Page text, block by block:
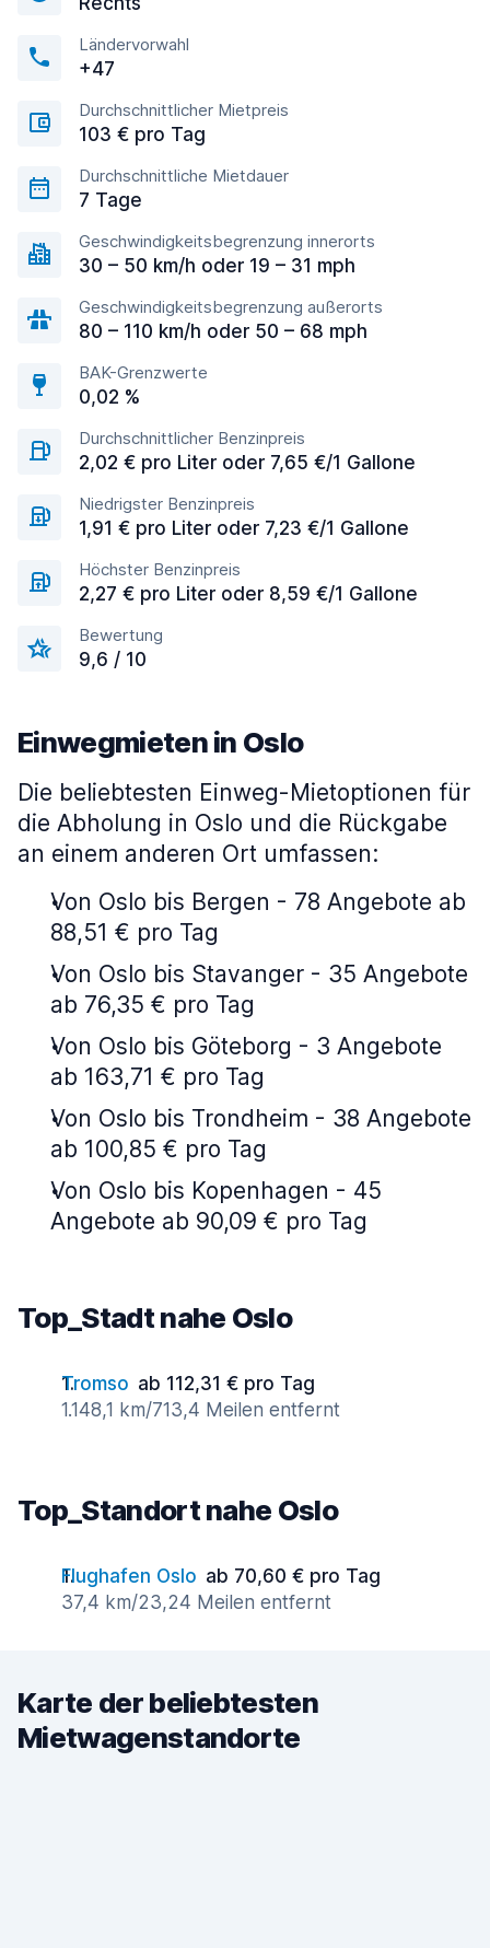
Ländervorwahl
+47
Durchschnittlicher Mietpreis
103 € pro Tag
Durchschnittliche Mietdauer
7 Tage
Geschwindigkeitsbegrenzung innerorts
30 – 50 km/h oder 19 – 31 mph
Geschwindigkeitsbegrenzung außerorts
80 – 110 km/h oder 50 – 68 mph
BAK-Grenzwerte
0,02 %
Durchschnittlicher Benzinpreis
2,02 € pro Liter oder 7,65 €/1 Gallone
Niedrigster Benzinpreis
1,91 € pro Liter oder 7,23 €/1 Gallone
Höchster Benzinpreis
2,27 € pro Liter oder 8,59 €/1 Gallone
Bewertung
9,6 / 10
Einwegmieten in Oslo
Die beliebtesten Einweg-Mietoptionen für
die Abholung in Oslo und die Rückgabe
an einem anderen Ort umfassen:
Von Oslo bis Bergen - 78 Angebote ab
88,51 € pro Tag
Von Oslo bis Stavanger - 35 Angebote
ab 76,35 € pro Tag
Von Oslo bis Göteborg - 3 Angebote
ab 163,71 € pro Tag
Von Oslo bis Trondheim - 38 Angebote
ab 100,85 € pro Tag
Von Oslo bis Kopenhagen - 45
Angebote ab 90,09 € pro Tag
Top_Stadt nahe Oslo
Tromso ab 112,31 € pro Tag
1.148,1 km/713,4 Meilen entfernt
Top_Standort nahe Oslo
Flughafen Oslo ab 70,60 € pro Tag
37,4 km/23,24 Meilen entfernt
Karte der beliebtesten
Mietwagenstandorte